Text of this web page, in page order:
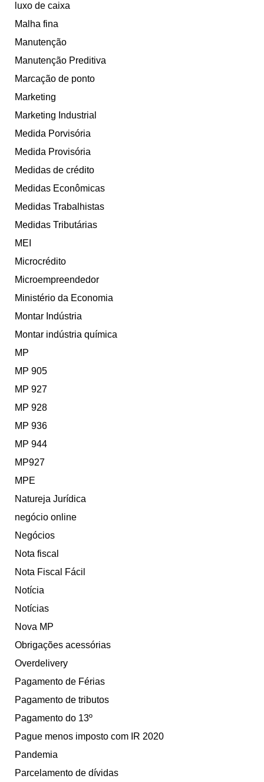
luxo de caixa
Malha fina
Manutenção
Manutenção Preditiva
Marcação de ponto
Marketing
Marketing Industrial
Medida Porvisória
Medida Provisória
Medidas de crédito
Medidas Econômicas
Medidas Trabalhistas
Medidas Tributárias
MEI
Microcrédito
Microempreendedor
Ministério da Economia
Montar Indústria
Montar indústria química
MP
MP 905
MP 927
MP 928
MP 936
MP 944
MP927
MPE
Natureja Jurídica
negócio online
Negócios
Nota fiscal
Nota Fiscal Fácil
Notícia
Notícias
Nova MP
Obrigações acessórias
Overdelivery
Pagamento de Férias
Pagamento de tributos
Pagamento do 13º
Pague menos imposto com IR 2020
Pandemia
Parcelamento de dívidas